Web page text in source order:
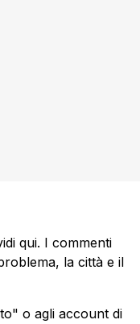
qui. I commenti
la città e il
o agli account di